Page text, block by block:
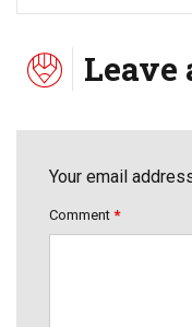
Leave
Your email
Comment *